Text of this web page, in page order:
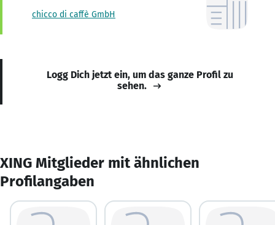
chicco di caffè GmbH
Logg Dich jetzt ein, um das ganze Profil zu
sehen.
XING Mitglieder mit ähnlichen
Profilangaben